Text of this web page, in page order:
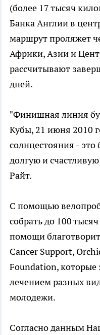
(более 17 тысяч
Банка Англии в
маршрут проляжет
Африки, Азии и
рассчитывают
дней.
"Финишная линия
Кубы, 21 июня 2010
солнцестояния - это
долгую и
Райт.
С помощью
собрать до 100
помощи
Cancer Support,
Foundation,
лечением разных
молодежи.
Согласно данным